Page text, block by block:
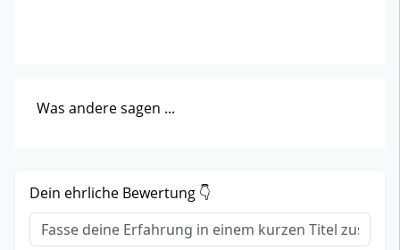
Was andere sagen ...
Dein ehrliche Bewertung 👇
Titel